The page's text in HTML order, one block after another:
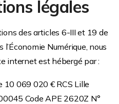
légales
des articles 6-III et 19 de
Numérique, nous
internet est hébergé par :
10 069 020 € RCS Lille
Code APE 2620Z N°